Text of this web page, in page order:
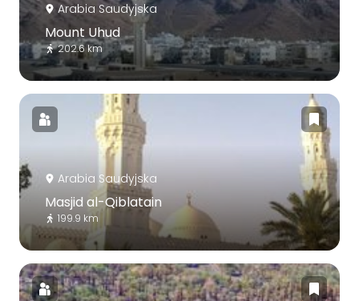
Arabia Saudyjska
Mount Uhud
202.6 km
Arabia Saudyjska
Masjid al-Qiblatain
199.9 km